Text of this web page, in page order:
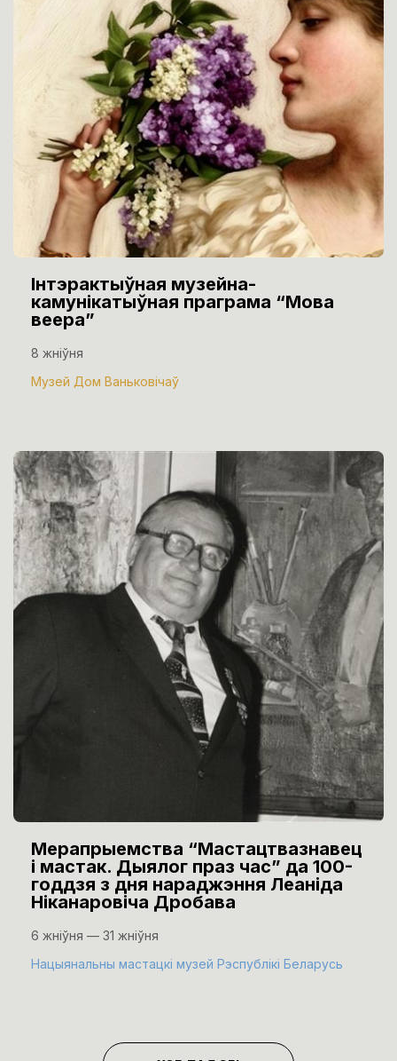
Інтэрактыўная музейна-
камунікатыўная праграма “Мова
веера”
8 жніўня
Музей Дом Ваньковічаў
Мерапрыемства “Мастацтвазнавец
і мастак. Дыялог праз час” да 100-
годдзя з дня нараджэння Леаніда
Ніканаровіча Дробава
6 жніўня — 31 жніўня
Нацыянальны мастацкі музей Рэспублікі Беларусь